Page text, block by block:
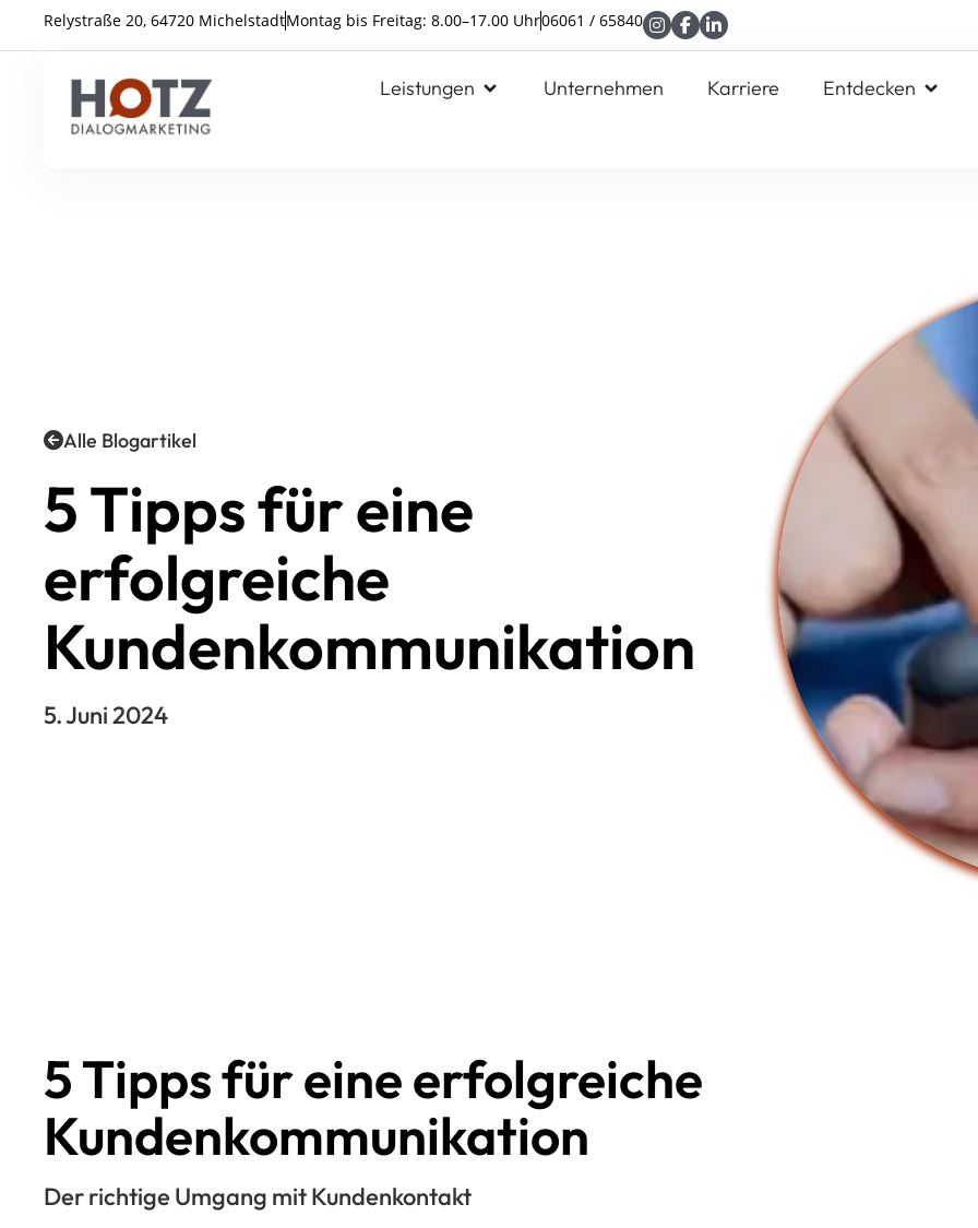
Relystraße 20, 64720 MichelstadtMontag bis Freitag: 8.00–17.00 Uhr06061 / 65840
Leistungen Unternehmen Karriere Entdecken
Alle Blogartikel
5 Tipps für eine
erfolgreiche
Kundenkommunikation
5. Juni 2024
5 Tipps für eine erfolgreiche
Kundenkommunikation
Der richtige Umgang mit Kundenkontakt